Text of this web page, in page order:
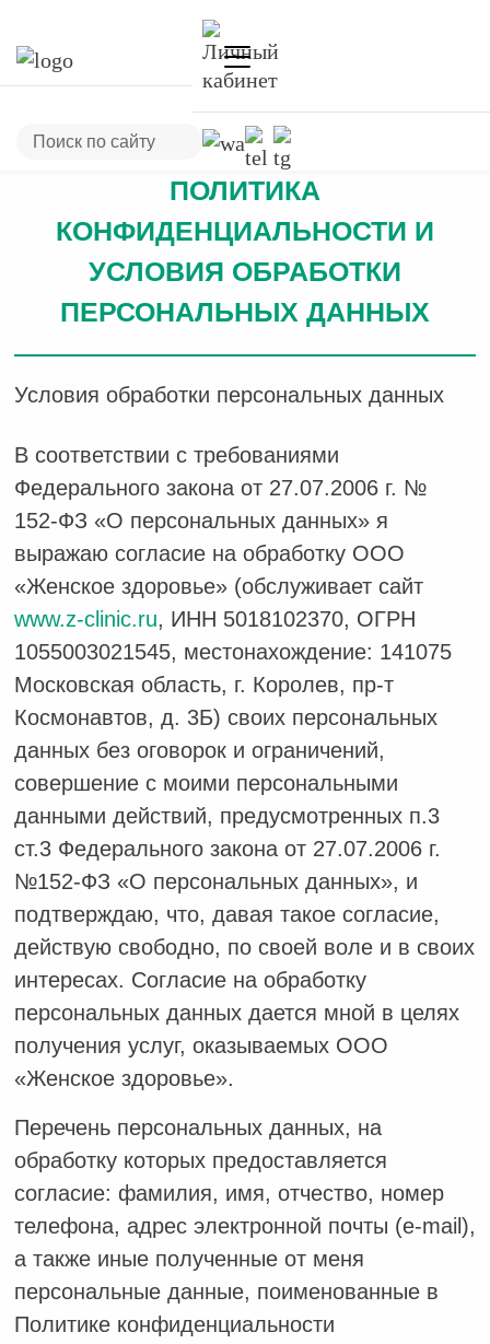
ПОЛИТИКА
КОНФИДЕНЦИАЛЬНОСТИ И
УСЛОВИЯ ОБРАБОТКИ
ПЕРСОНАЛЬНЫХ ДАННЫХ
Условия обработки персональных данных
В соответствии с требованиями
Федерального закона от 27.07.2006 г. №
152-ФЗ «О персональных данных» я
выражаю согласие на обработку ООО
«Женское здоровье» (обслуживает сайт
www.z-clinic.ru, ИНН 5018102370, ОГРН
1055003021545, местонахождение: 141075
Московская область, г. Королев, пр-т
Космонавтов, д. 3Б) своих персональных
данных без оговорок и ограничений,
совершение с моими персональными
данными действий, предусмотренных п.3
ст.3 Федерального закона от 27.07.2006 г.
№152-ФЗ «О персональных данных», и
подтверждаю, что, давая такое согласие,
действую свободно, по своей воле и в своих
интересах. Согласие на обработку
персональных данных дается мной в целях
получения услуг, оказываемых ООО
«Женское здоровье».
Перечень персональных данных, на
обработку которых предоставляется
согласие: фамилия, имя, отчество, номер
телефона, адрес электронной почты (e-mail),
а также иные полученные от меня
персональные данные, поименованные в
Политике конфиденциальности